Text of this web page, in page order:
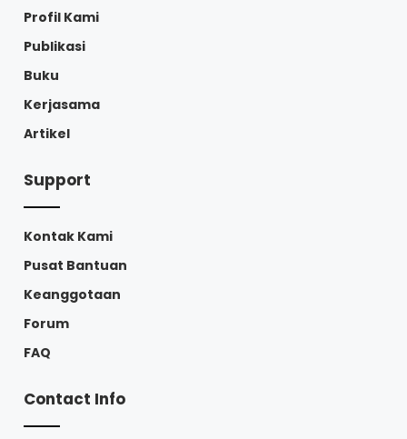
Profil Kami
Publikasi
Buku
Kerjasama
Artikel
Support
Kontak Kami
Pusat Bantuan
Keanggotaan
Forum
FAQ
Contact Info